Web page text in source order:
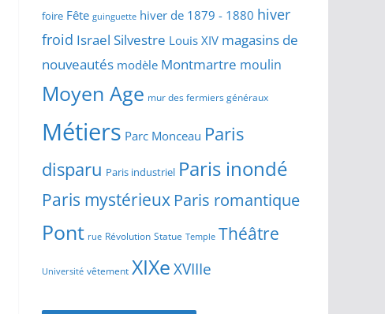
foire Fête guinguette hiver de 1879 - 1880 hiver
froid Israel Silvestre Louis XIV magasins de
nouveautés modèle Montmartre moulin
Moyen Age mur des fermiers généraux
Métiers Parc Monceau Paris
disparu Paris industriel Paris inondé
Paris mystérieux Paris romantique
Pont rue Révolution Statue Temple Théâtre
Université vêtement XIXeXVIIIe